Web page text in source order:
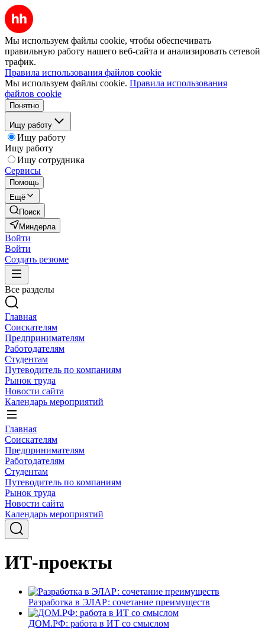
Мы используем файлы cookie, чтобы обеспечивать
правильную работу нашего веб-сайта и анализировать сетевой
трафик.
Правила использования файлов cookie
Мы используем файлы cookie. Правила использования
файлов cookie
Понятно
Ищу работу
Ищу работу
Ищу работу
Ищу сотрудника
Сервисы
Помощь
Ещё
Поиск
Миндерла
Войти
Войти
Создать резюме
Все разделы
Главная
Соискателям
Предпринимателям
Работодателям
Студентам
Путеводитель по компаниям
Рынок труда
Новости сайта
Календарь мероприятий
Главная
Соискателям
Предпринимателям
Работодателям
Студентам
Путеводитель по компаниям
Рынок труда
Новости сайта
Календарь мероприятий
ИТ-проекты
Разработка в ЭЛАР: сочетание преимуществ
ДОМ.РФ: работа в ИТ со смыслом